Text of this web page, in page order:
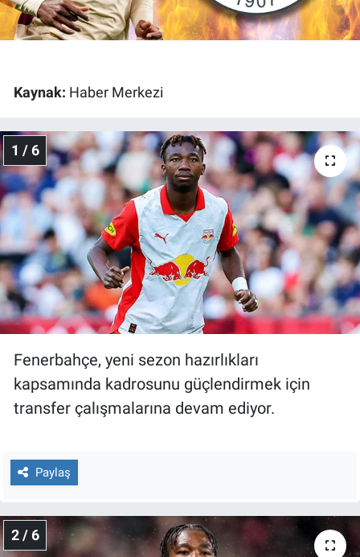
Kaynak: Haber Merkezi
1 / 6
Fenerbahçe, yeni sezon hazırlıkları
kapsamında kadrosunu güçlendirmek için
transfer çalışmalarına devam ediyor.
Paylaş
2 / 6
Gün Başlıyor
Gün Ortası
Gündem Özel
Günün görüntüsü
Haber
İlan
Kimdir
Kültür Sanat
Nedir
Programlar